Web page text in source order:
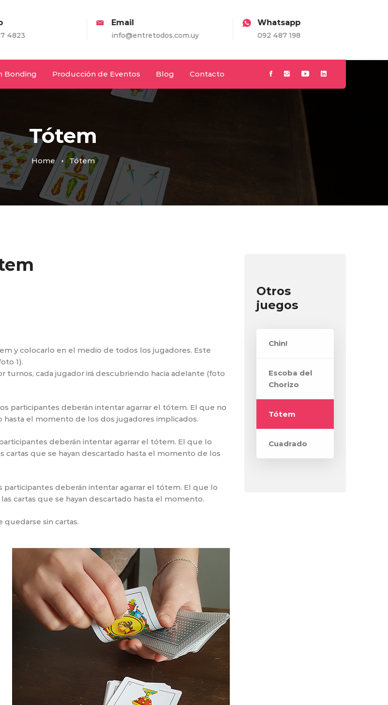
Email
info@entretodos.com.uy
Whatsapp
092 487 198
Bonding Producción de Eventos Blog Contacto
Tótem
Home Tótem
y colocarlo en el medio de todos los jugadores. Este
1).
turnos, cada jugador irá descubriendo hacia adelante (foto
participantes deberán intentar agarrar el tótem. El que no
hasta el momento de los dos jugadores implicados.
deberán intentar agarrar el tótem. El que lo
que se hayan descartado hasta el momento de los
deberán intentar agarrar el tótem. El que lo
cartas que se hayan descartado hasta el momento.
sin cartas.
Otros
juegos
Chin!
Escoba del
Chorizo
Tótem
Cuadrado